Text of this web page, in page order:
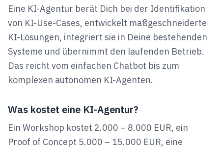
Eine KI-Agentur berät Dich bei der Identifikation
von KI-Use-Cases, entwickelt maßgeschneiderte
KI-Lösungen, integriert sie in Deine bestehenden
Systeme und übernimmt den laufenden Betrieb.
Das reicht vom einfachen Chatbot bis zum
komplexen autonomen KI-Agenten.
Was kostet eine KI-Agentur?
Ein Workshop kostet 2.000 – 8.000 EUR, ein
Proof of Concept 5.000 – 15.000 EUR, eine